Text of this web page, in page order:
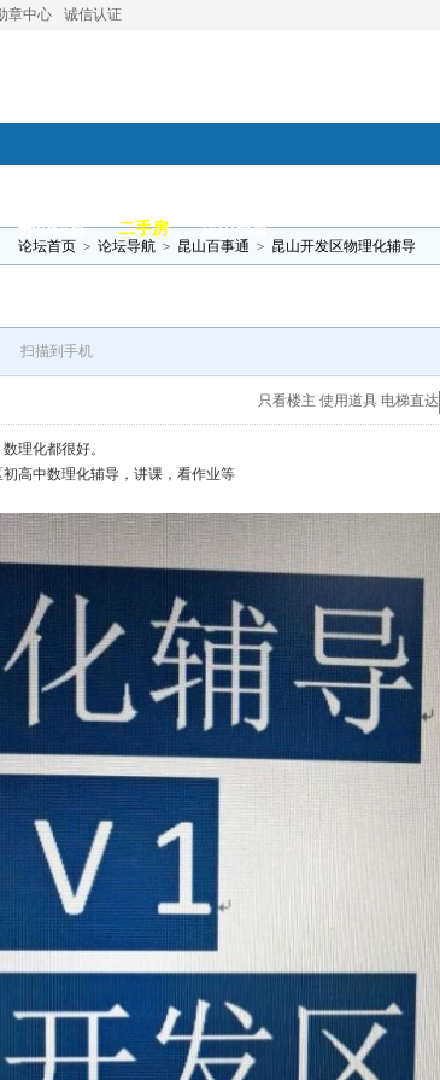
章中心 诚信认证
分类信息 二手房 昆山视窗
论坛首页 > 论坛导航 > 昆山百事通 > 昆山开发区物理化辅导
扫描到手机
只看楼主 使用道具 电梯直达
理化都很好。
高中数理化辅导，讲课，看作业等